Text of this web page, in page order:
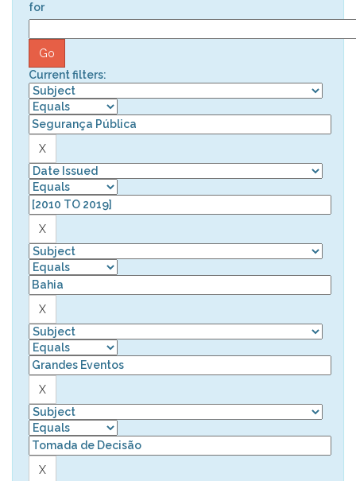
for
Current filters: